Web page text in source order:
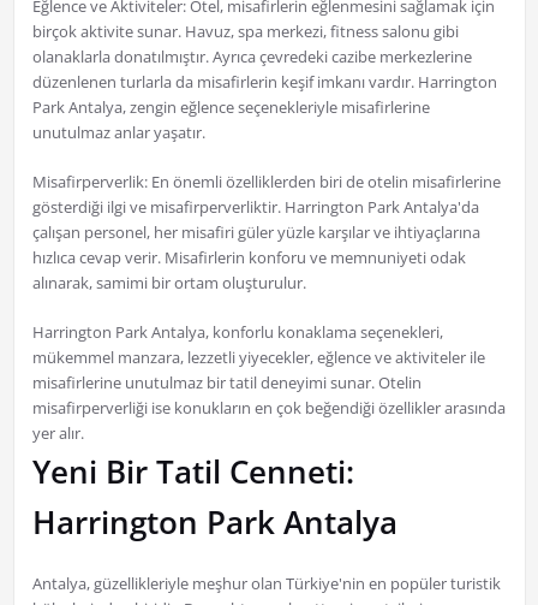
Eğlence ve Aktiviteler: Otel, misafirlerin eğlenmesini sağlamak için
birçok aktivite sunar. Havuz, spa merkezi, fitness salonu gibi
olanaklarla donatılmıştır. Ayrıca çevredeki cazibe merkezlerine
düzenlenen turlarla da misafirlerin keşif imkanı vardır. Harrington
Park Antalya, zengin eğlence seçenekleriyle misafirlerine
unutulmaz anlar yaşatır.
Misafirperverlik: En önemli özelliklerden biri de otelin misafirlerine
gösterdiği ilgi ve misafirperverliktir. Harrington Park Antalya'da
çalışan personel, her misafiri güler yüzle karşılar ve ihtiyaçlarına
hızlıca cevap verir. Misafirlerin konforu ve memnuniyeti odak
alınarak, samimi bir ortam oluşturulur.
Harrington Park Antalya, konforlu konaklama seçenekleri,
mükemmel manzara, lezzetli yiyecekler, eğlence ve aktiviteler ile
misafirlerine unutulmaz bir tatil deneyimi sunar. Otelin
misafirperverliği ise konukların en çok beğendiği özellikler arasında
yer alır.
Yeni Bir Tatil Cenneti:
Harrington Park Antalya
Antalya, güzellikleriyle meşhur olan Türkiye'nin en popüler turistik